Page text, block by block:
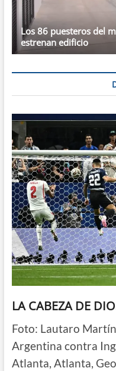
Los 86 puesteros del
estrenan edificio
LA CABEZA DE
Foto: Lautaro
Argentina contra
Atlanta, Atlanta,